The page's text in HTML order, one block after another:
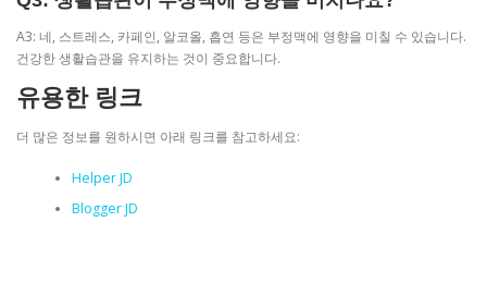
A3: 네, 스트레스, 카페인, 알코올, 흡연 등은 부정맥에 영향을 미칠 수 있습니다.
건강한 생활습관을 유지하는 것이 중요합니다.
유용한 링크
더 많은 정보를 원하시면 아래 링크를 참고하세요:
Helper JD
Blogger JD